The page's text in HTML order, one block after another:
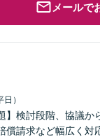
メールで
）
検討段階、協議か
請求など幅広く対